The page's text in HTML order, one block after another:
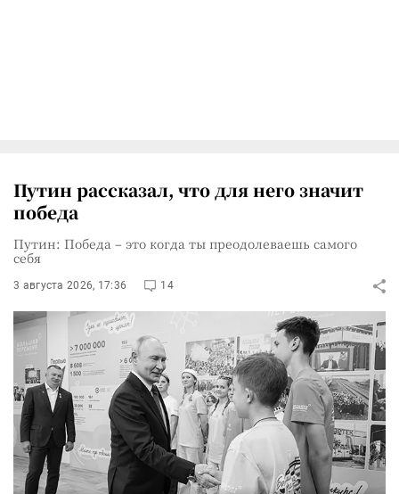
Путин рассказал, что для него значит
победа
Путин: Победа – это когда ты преодолеваешь самого
себя
3 августа 2026, 17:36 14